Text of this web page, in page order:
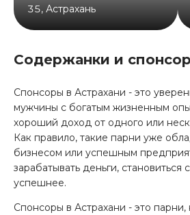
35, Астрахань
Содержанки и
Спонсоры в Астрахани - это
мужчины с богатым жизненным
хороший доход от одного или
Как правило, такие парни уже
бизнесом или успешным
зарабатывать деньги, становиться
успешнее.
Спонсоры в Астрахани - это